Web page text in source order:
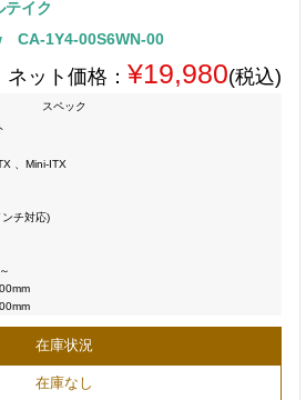
イク
CA-1Y4-00S6WN-00
ネット価格： ¥19,980(税込)
スペック
、Mini-ITX
チ対応)
在庫状況
在庫なし